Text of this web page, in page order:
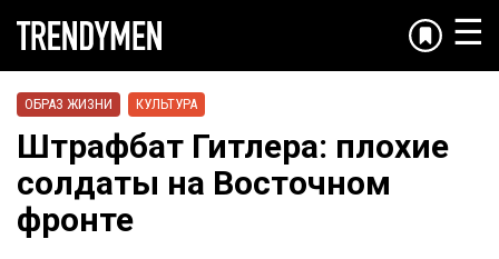
☰
ОБРАЗ ЖИЗНИ КУЛЬТУРА
Штрафбат Гитлера: плохие
солдаты на Восточном
фронте